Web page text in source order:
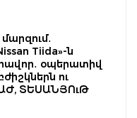
Tiida»-ն
օպերատիվ
ու
ՏԵՍԱՆՅՈւԹ